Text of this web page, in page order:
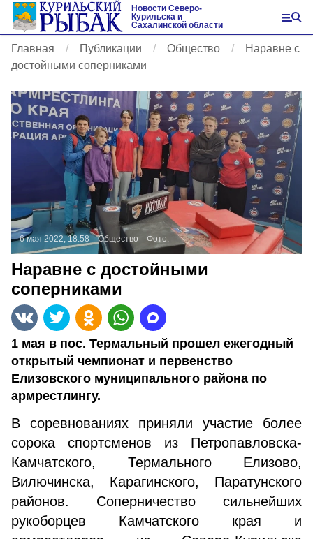
Новости Северо-
Курильска и
Сахалинской области
Главная Публикации Общество
Наравне с
достойными соперниками
6 мая 2022, 18:58 Общество Фото:
Наравне с достойными
соперниками
1 мая в пос. Термальный прошел ежегодный
открытый чемпионат и первенство
Елизовского муниципального района по
армрестлингу.
В соревнованиях приняли участие более
сорока спортсменов из Петропавловска-
Камчатского, Термального Елизово,
Вилючинска, Карагинского, Паратунского
районов. Соперничество сильнейших
рукоборцев Камчатского края и